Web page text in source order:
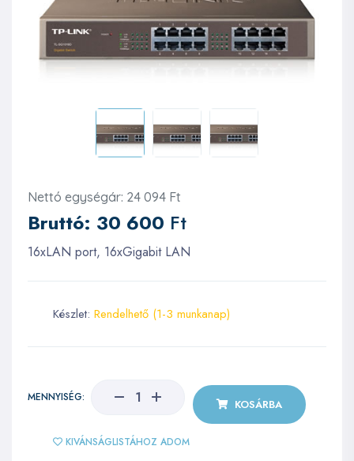
Nettó egységár: 24 094 Ft
Bruttó: 30 600 Ft
16xLAN port, 16xGigabit LAN
Készlet: Rendelhető (1-3 munkanap)
MENNYISÉG: KOSÁRBA
KIVÁNSÁGLISTÁHOZ ADOM